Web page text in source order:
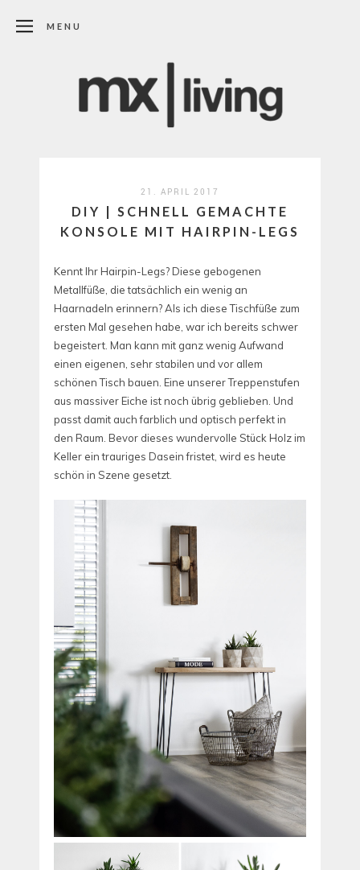
MENU
21. APRIL 2017
DIY | SCHNELL GEMACHTE
KONSOLE MIT HAIRPIN-LEGS
Kennt Ihr Hairpin-Legs? Diese gebogenen
Metallfüße, die tatsächlich ein wenig an
Haarnadeln erinnern? Als ich diese Tischfüße zum
ersten Mal gesehen habe, war ich bereits schwer
begeistert. Man kann mit ganz wenig Aufwand
einen eigenen, sehr stabilen und vor allem
schönen Tisch bauen. Eine unserer Treppenstufen
aus massiver Eiche ist noch übrig geblieben. Und
passt damit auch farblich und optisch perfekt in
den Raum. Bevor dieses wundervolle Stück Holz im
Keller ein trauriges Dasein fristet, wird es heute
schön in Szene gesetzt.